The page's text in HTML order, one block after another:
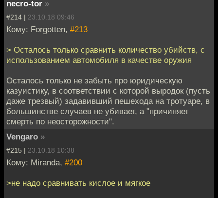
necro-tor »
#214 | 23.10.18 09:46
Кому: Forgotten, #213
> Осталось только сравнить количество убийств, с
использованием автомобиля в качестве оружия
Осталось только не забыть про юридическую
казуистику, в соответствии с которой выродок (пусть
даже трезвый) задавивший пешехода на тротуаре, в
большинстве случаев не убивает, а "причиняет
смерть по неосторожности".
Vengaro »
#215 | 23.10.18 10:38
Кому: Miranda, #200
>не надо сравнивать кислое и мягкое